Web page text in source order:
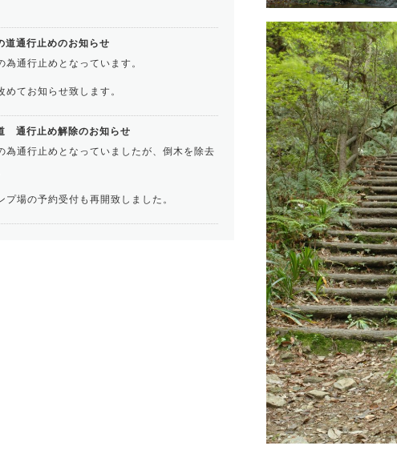
道通行止めのお知らせ
通行止めとなっています。
てお知らせ致します。
通行止め解除のお知らせ
為通行止めとなっていましたが、倒木を除去
プ場の予約受付も再開致しました。